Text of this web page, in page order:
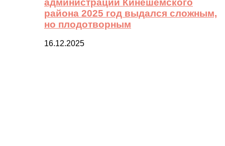
администрации Кинешемского
района 2025 год выдался сложным,
но плодотворным
16.12.2025